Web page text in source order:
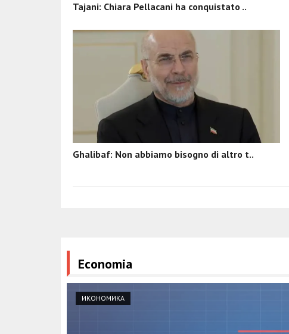
Tajani: Chiara Pellacani ha conquistato ..
Ghalibaf: Non abbiamo bisogno di altro t..
Economia
ИКОНОМИКА